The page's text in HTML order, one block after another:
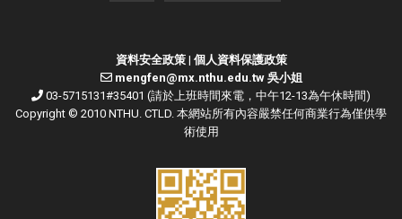
資料安全政策| 個人資料保護政策
mengfen@mx.nthu.edu.tw 吳小姐
03-5715131#35401 (請於上班時間來電，中午12-13為午休時間)
Copyright © 2010 NTHU. CTLD. 本網站所有內容嚴禁任何商業行為僅供學
術使用